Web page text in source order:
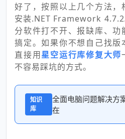
好了，按照以上几个方法
安装.NET Framework
分软件打不开、报缺库、功
搞定。如果你不想自己找版
直接用星空运行库修复大师
不容易踩坑的方式。
知识
库
全面电脑问题解决方
在